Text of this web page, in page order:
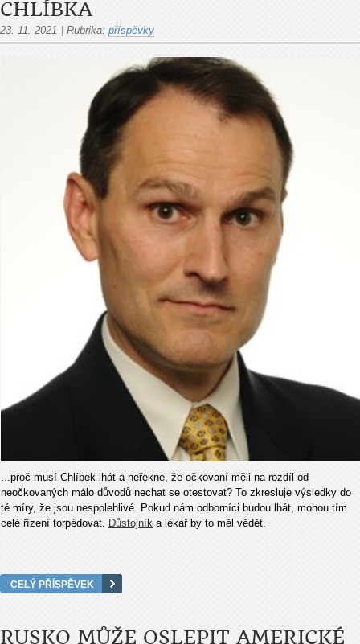
CHLÍBKA
23. 11. 2021 Rubrika: příspěvky
...proč musí Chlíbek lhát a neřekne, že očkovaní měli na rozdíl od
neočkovaných málo důvodů nechat se otestovat? To zkresluje výsledky do
té míry, že jsou nespolehlivé. Pokud nám odborníci budou lhát, mohou tím
celé řízení torpédovat.
Důstojník a lékař by to měl vědět.
CELÝ PŘÍSPĚVEK
RUSKO MŮŽE OSLEPIT AMERICKÉ